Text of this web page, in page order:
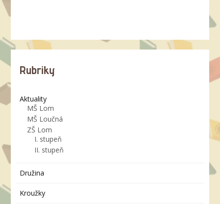
Rubriky
Aktuality
MŠ Lom
MŠ Loučná
ZŠ Lom
I. stupeň
II. stupeň
Družina
Kroužky